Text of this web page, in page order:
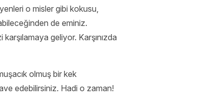
o misler gibi kokusu,
de eminiz.
geliyor. Karşınızda
olmuş bir kek
edebilirsiniz. Hadi o zaman!